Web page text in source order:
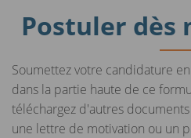
Postuler dès
Soumettez votre candidature
dans la partie haute de ce
téléchargez d'autres
une lettre de motivation ou un